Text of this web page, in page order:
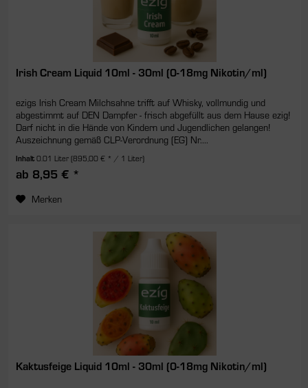
Irish Cream Liquid 10ml - 30ml (0-18mg Nikotin/ml)
ezigs Irish Cream Milchsahne trifft auf Whisky, vollmundig und
abgestimmt auf DEN Dampfer - frisch abgefüllt aus dem Hause ezig!
Darf nicht in die Hände von Kindern und Jugendlichen gelangen!
Auszeichnung gemäß CLP-Verordnung (EG) Nr....
Inhalt0.01 Liter(895,00 € * / 1 Liter)
ab 8,95 € *
Merken
Kaktusfeige Liquid 10ml - 30ml (0-18mg Nikotin/ml)